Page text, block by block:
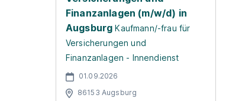
Finanzanlagen (m/w/d) in
Augsburg Kaufmann/-frau für
Versicherungen und
Finanzanlagen - Innendienst
01.09.2026
86153 Augsburg